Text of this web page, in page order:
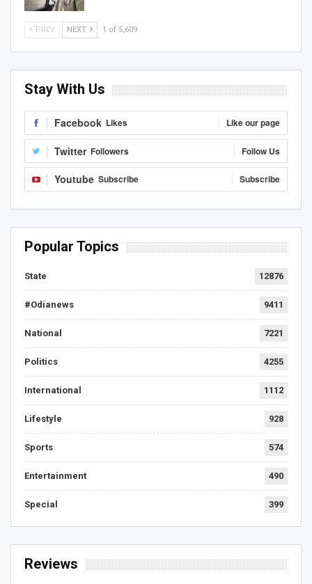
PREV NEXT 1 of 5,609
Stay With Us
Facebook Likes Like our page
Twitter Followers Follow Us
Youtube Subscribe Subscribe
Popular Topics
State 12876
#Odianews 9411
National 7221
Politics 4255
International 1112
Lifestyle 928
Sports 574
Entertainment 490
Special 399
Reviews